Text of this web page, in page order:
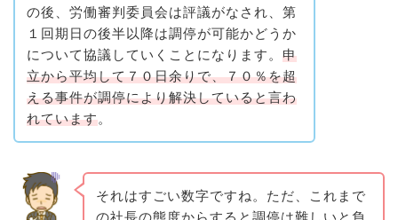
の後、労働審判委員会は評議がなされ、第
１回期日の後半以降は調停が可能かどうか
について協議していくことになります。 申
立から平均して７０日余りで、７０％を超
える事件が調停により解決していると言わ
れています。
それはすごい数字ですね。ただ、これまで
の社長の態度からすると調停は難しいと負